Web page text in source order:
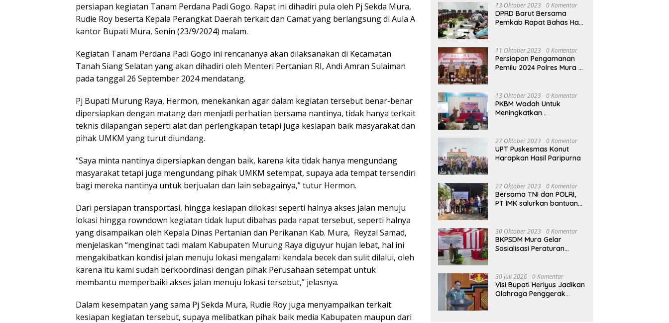
persiapan kegiatan Tanam Perdana Padi Gogo. Rapat ini dihadiri pula oleh Pj Sekda Mura,
Rudie Roy beserta Kepala Perangkat Daerah terkait dan Camat yang berlangsung di Aula A
kantor Bupati Mura, Senin (23/9/2024) malam.
Kegiatan Tanam Perdana Padi Gogo ini rencananya akan dilaksanakan di Kecamatan
Tanah Siang Selatan yang akan dihadiri oleh Menteri Pertanian RI, Andi Amran Sulaiman
pada tanggal 26 September 2024 mendatang.
Pj Bupati Murung Raya, Hermon, menekankan agar dalam kegiatan tersebut benar-benar
dipersiapkan dengan matang dan menjadi perhatian bersama nantinya, tidak hanya terkait
teknis dilapangan seperti alat dan perlengkapan tetapi juga kesiapan baik masyarakat dan
pihak UMKM yang turut diundang.
“Saya minta nantinya dipersiapkan dengan baik, karena kita tidak hanya mengundang
masyarakat tetapi juga mengundang pihak UMKM setempat, supaya ada tempat tersendiri
bagi mereka nantinya untuk berjualan dan lain sebagainya,” tutur Hermon.
Dari persiapan transportasi, hingga kesiapan dilokasi seperti halnya akses jalan menuju
lokasi hingga rowndown kegiatan tidak luput dibahas pada rapat tersebut, seperti halnya
yang disampaikan oleh Kepala Dinas Pertanian dan Perikanan Kab. Mura, Reyzal Samad,
menjelaskan “menginat tadi malam Kabupaten Murung Raya diguyur hujan lebat, hal ini
mengakibatkan kondisi jalan menuju lokasi mengalami kendala becek dan sulit dilalui, oleh
karena itu kami sudah berkoordinasi dengan pihak Perusahaan setempat untuk
membantu memperbaiki akses jalan menuju lokasi tersebut,” jelasnya.
Dalam kesempatan yang sama Pj Sekda Mura, Rudie Roy juga menyampaikan terkait
kesiapan kegiatan tersebut, supaya melibatkan pihak baik media Kabupaten maupun dari
13 Oktober 2023 0 Komentar
DPRD Barut Bersama
Pemkab Rapat Bahas Hasil
Perubahan 2023
11 Oktober 2023 0 Komentar
Persiapan Pengamanan
Pemilu 2024 Polres Mura
13 Oktober 2023 0 Komentar
PKBM Wadah Untuk
Meningkatkan
Dalam Bidang Ekonomi
27 Oktober 2023 0 Komentar
UPT Puskesmas Konut
Harapkan Hasil Paripurna
27 Oktober 2023 0 Komentar
Bersama TNI dan POLRI,
PT IMK salurkan bantuan
30 Oktober 2023 0 Komentar
BKPSDM Mura Gelar
Sosialisasi Peraturan
30 Juli 2026 0 Komentar
Visi Bupati Heriyus Jadikan
Olahraga Penggerak